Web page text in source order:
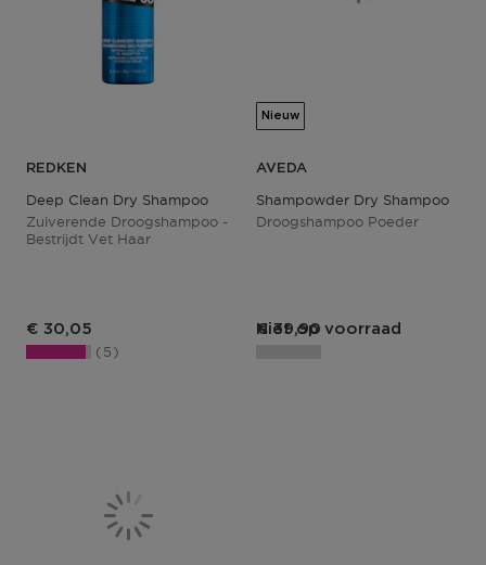
REDKEN
Deep Clean Dry Shampoo
Zuiverende Droogshampoo -
Bestrijdt Vet Haar
€ 30,05
5
Niet op voorraad
Nieuw
AVEDA
Shampowder Dry Shampoo
Droogshampoo Poeder
€ 39,90